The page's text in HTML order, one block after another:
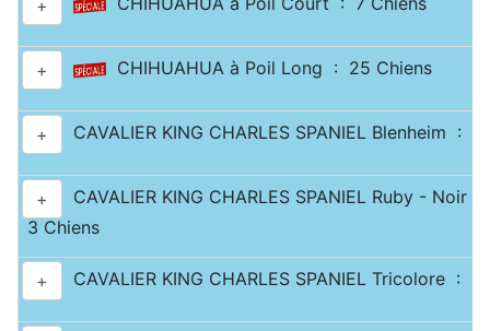
+
+ CHIHUAHUA à Poil Long : 25 Chiens
+ CAVALIER KING CHARLES SPANIEL Blenheim :
+
CAVALIER KING CHARLES SPANIEL Ruby - Noir
3 Chiens
+ CAVALIER KING CHARLES SPANIEL Tricolore : 3